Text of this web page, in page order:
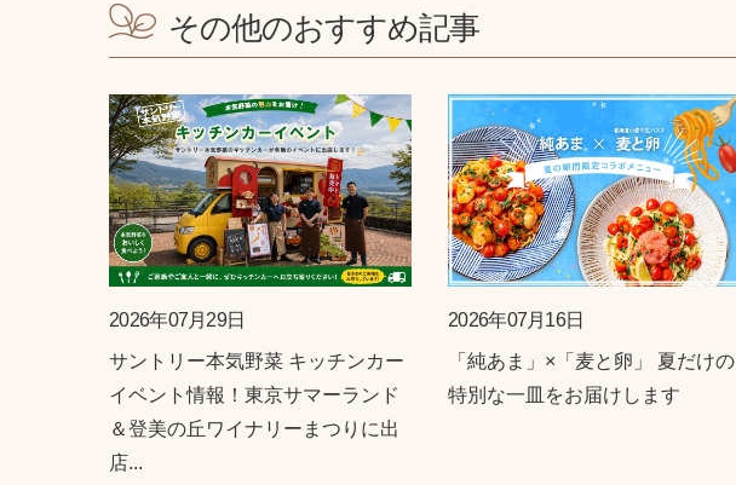
その他のおすすめ記事
2026年07月29日
サントリー本気野菜 キッチンカー
イベント情報！東京サマーランド
＆登美の丘ワイナリーまつりに出
店...
2026年07月16日
「純あま」×「麦と卵」 夏だけの
特別な一皿をお届けします